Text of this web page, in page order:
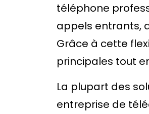
téléphone
appels entrants,
Grâce à cette
principales tout
La plupart des
entreprise de